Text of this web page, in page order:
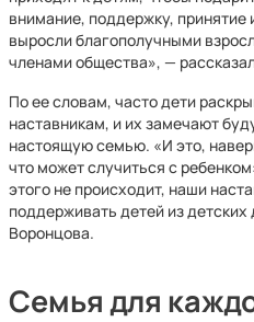
внимание, поддержку, принятие
выросли благополучными
членами общества», —
По ее словам, часто дети
наставникам, и их замечают
настоящую семью. «И это,
что может случиться с
этого не происходит, наши
поддерживать детей из
Воронцова.
Семья для